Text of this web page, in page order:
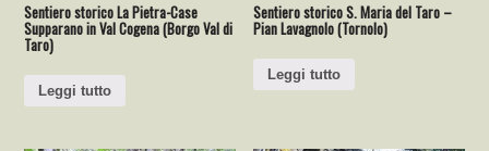
Sentiero storico La Pietra-Case
Supparano in Val Cogena (Borgo Val di
Taro)
Leggi tutto
Sentiero storico S. Maria del Taro –
Pian Lavagnolo (Tornolo)
Leggi tutto